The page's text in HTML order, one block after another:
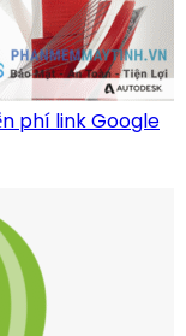
phí link Google